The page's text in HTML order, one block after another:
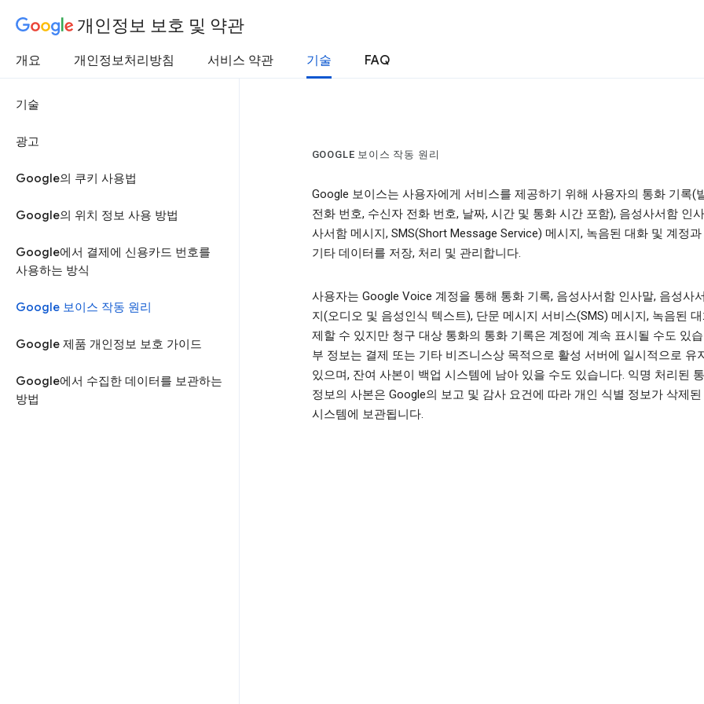
개인정보 보호 및 약관
개요 개인정보처리방침 서비스 약관 기술 FAQ
기술
광고
Google의 쿠키 사용법
Google의 위치 정보 사용 방법
Google에서 결제에 신용카드 번호를
사용하는 방식
Google 보이스 작동 원리
Google 제품 개인정보 보호 가이드
Google에서 수집한 데이터를 보관하는
방법
GOOGLE 보이스 작동 원리
Google 보이스는 사용자에게 서비스를 제공하기 위해 사용자의 통화 기록(
전화 번호, 수신자 전화 번호, 날짜, 시간 및 통화 시간 포함), 음성사서함 인
사서함 메시지, SMS(Short Message Service) 메시지, 녹음된 대화 및 계정과
기타 데이터를 저장, 처리 및 관리합니다.
사용자는 Google Voice 계정을 통해 통화 기록, 음성사서함 인사말, 음성사
지(오디오 및 음성인식 텍스트), 단문 메시지 서비스(SMS) 메시지, 녹음된
제할 수 있지만 청구 대상 통화의 통화 기록은 계정에 계속 표시될 수도 있
부 정보는 결제 또는 기타 비즈니스상 목적으로 활성 서버에 일시적으로 유
있으며, 잔여 사본이 백업 시스템에 남아 있을 수도 있습니다. 익명 처리된
정보의 사본은 Google의 보고 및 감사 요건에 따라 개인 식별 정보가 삭제
시스템에 보관됩니다.